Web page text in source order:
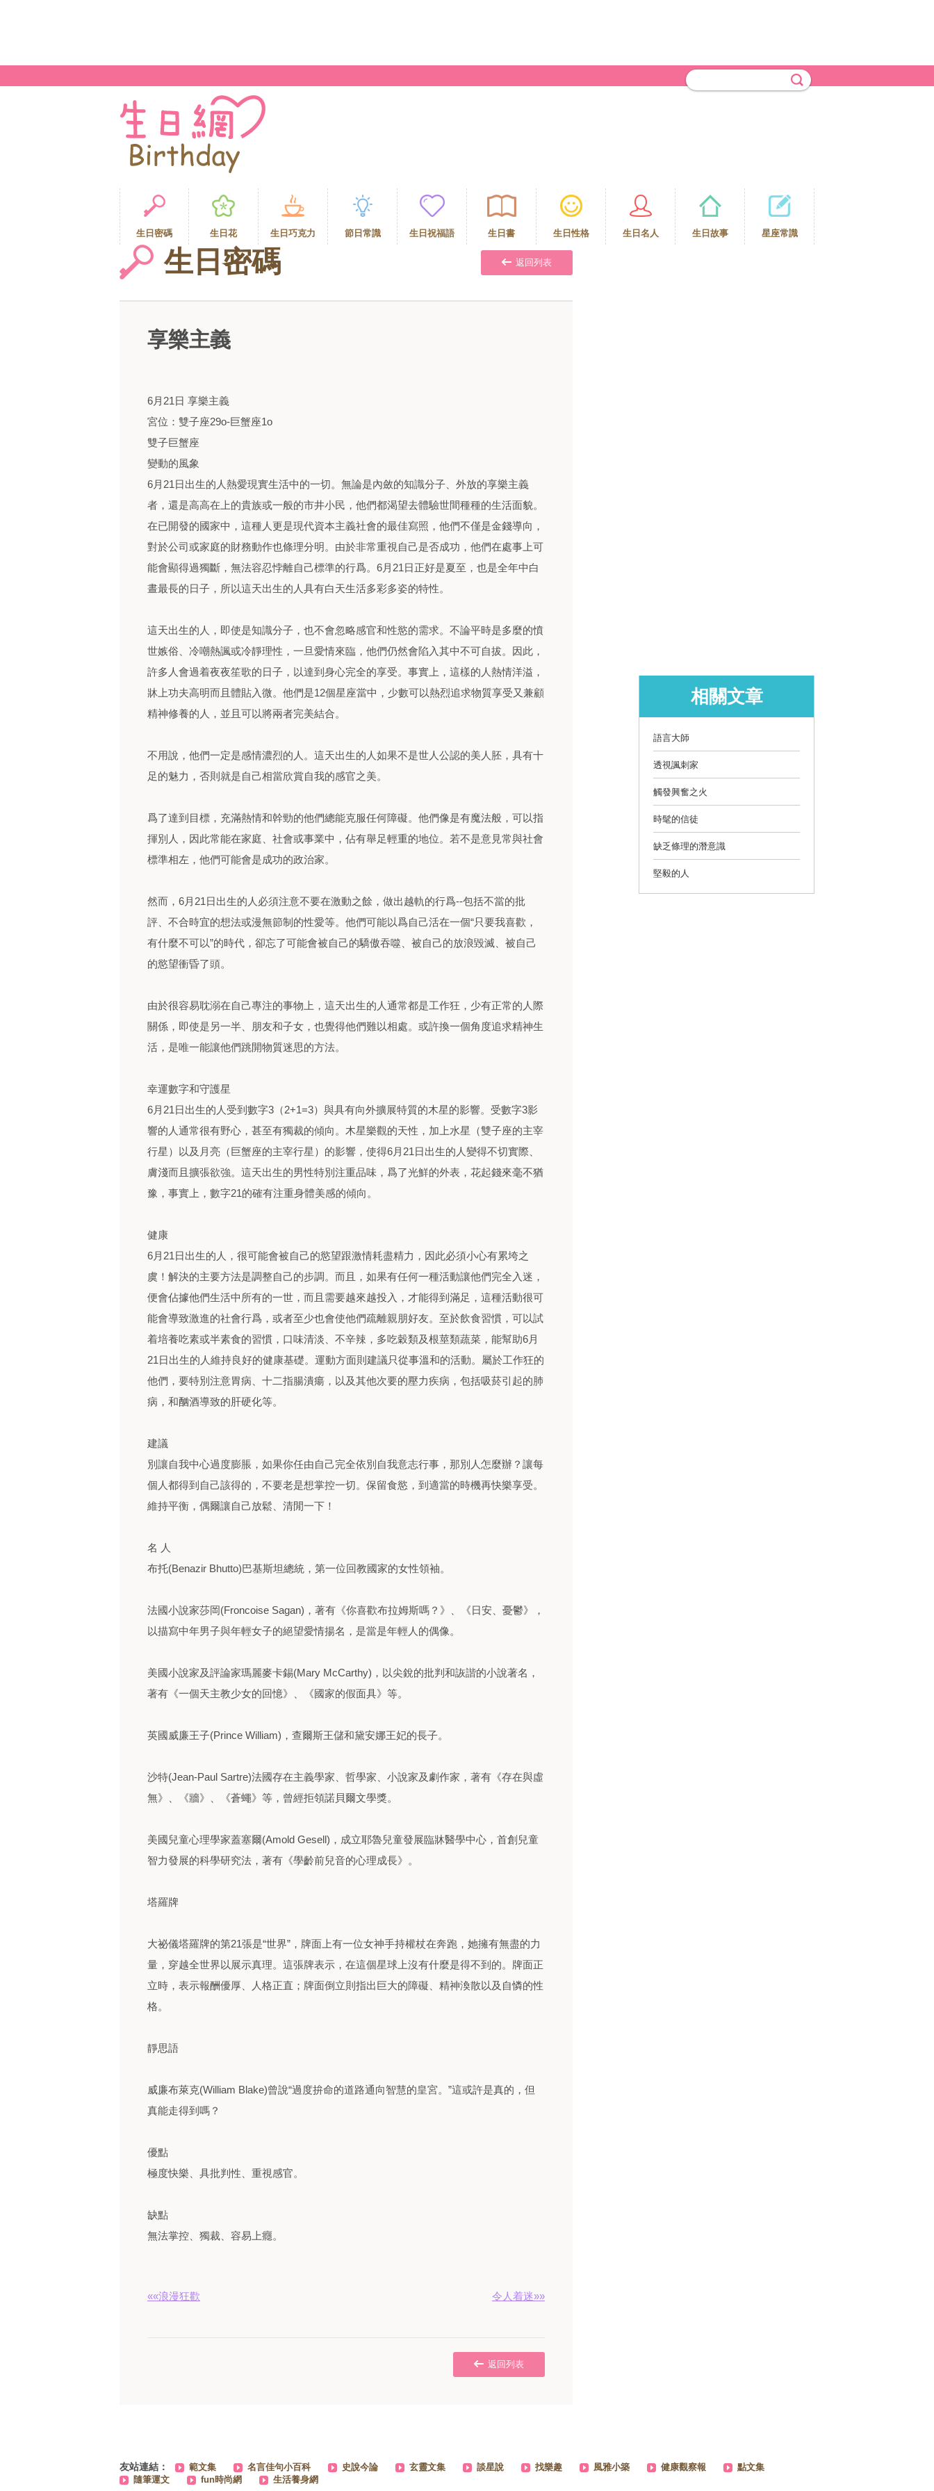
生日密碼 生日花 生日巧克力 節日常識 生日祝福語 生日書 生日性格 生日名人 生日故事 星座常識
生日密碼 返回列表
享樂主義
6月21日 享樂主義
宮位：雙子座29o-巨蟹座1o
雙子巨蟹座
變動的風象
6月21日出生的人熱愛現實生活中的一切。無論是內斂的知識分子、外放的享樂主義
者，還是高高在上的貴族或一般的市井小民，他們都渴望去體驗世間種種的生活面貌。
在已開發的國家中，這種人更是現代資本主義社會的最佳寫照，他們不僅是金錢導向，
對於公司或家庭的財務動作也條理分明。由於非常重視自己是否成功，他們在處事上可
能會顯得過獨斷，無法容忍悖離自己標準的行爲。6月21日正好是夏至，也是全年中白
晝最長的日子，所以這天出生的人具有白天生活多彩多姿的特性。
這天出生的人，即使是知識分子，也不會忽略感官和性慾的需求。不論平時是多麼的憤
世嫉俗、冷嘲熱諷或冷靜理性，一旦愛情來臨，他們仍然會陷入其中不可自拔。因此，
許多人會過着夜夜笙歌的日子，以達到身心完全的享受。事實上，這樣的人熱情洋溢，
牀上功夫高明而且體貼入微。他們是12個星座當中，少數可以熱烈追求物質享受又兼顧
精神修養的人，並且可以將兩者完美結合。
不用說，他們一定是感情濃烈的人。這天出生的人如果不是世人公認的美人胚，具有十
足的魅力，否則就是自己相當欣賞自我的感官之美。
爲了達到目標，充滿熱情和幹勁的他們總能克服任何障礙。他們像是有魔法般，可以指
揮別人，因此常能在家庭、社會或事業中，佔有舉足輕重的地位。若不是意見常與社會
標準相左，他們可能會是成功的政治家。
然而，6月21日出生的人必須注意不要在激動之餘，做出越軌的行爲--包括不當的批
評、不合時宜的想法或漫無節制的性愛等。他們可能以爲自己活在一個“只要我喜歡，
有什麼不可以”的時代，卻忘了可能會被自己的驕傲吞噬、被自己的放浪毀滅、被自己
的慾望衝昏了頭。
由於很容易耽溺在自己專注的事物上，這天出生的人通常都是工作狂，少有正常的人際
關係，即使是另一半、朋友和子女，也覺得他們難以相處。或許換一個角度追求精神生
活，是唯一能讓他們跳開物質迷思的方法。
幸運數字和守護星
6月21日出生的人受到數字3（2+1=3）與具有向外擴展特質的木星的影響。受數字3影
響的人通常很有野心，甚至有獨裁的傾向。木星樂觀的天性，加上水星（雙子座的主宰
行星）以及月亮（巨蟹座的主宰行星）的影響，使得6月21日出生的人變得不切實際、
膚淺而且擴張欲強。這天出生的男性特別注重品味，爲了光鮮的外表，花起錢來毫不猶
豫，事實上，數字21的確有注重身體美感的傾向。
健康
6月21日出生的人，很可能會被自己的慾望跟激情耗盡精力，因此必須小心有累垮之
虞！解決的主要方法是調整自己的步調。而且，如果有任何一種活動讓他們完全入迷，
便會佔據他們生活中所有的一世，而且需要越來越投入，才能得到滿足，這種活動很可
能會導致激進的社會行爲，或者至少也會使他們疏離親朋好友。至於飲食習慣，可以試
着培養吃素或半素食的習慣，口味清淡、不辛辣，多吃穀類及根莖類蔬菜，能幫助6月
21日出生的人維持良好的健康基礎。運動方面則建議只從事溫和的活動。屬於工作狂的
他們，要特別注意胃病、十二指腸潰瘍，以及其他次要的壓力疾病，包括吸菸引起的肺
病，和酗酒導致的肝硬化等。
建議
別讓自我中心過度膨脹，如果你任由自己完全依別自我意志行事，那別人怎麼辦？讓每
個人都得到自己該得的，不要老是想掌控一切。保留食慾，到適當的時機再快樂享受。
維持平衡，偶爾讓自己放鬆、清閒一下！
名 人
布托(Benazir Bhutto)巴基斯坦總統，第一位回教國家的女性領袖。
法國小說家莎岡(Froncoise Sagan)，著有《你喜歡布拉姆斯嗎？》、《日安、憂鬱》，
以描寫中年男子與年輕女子的絕望愛情揚名，是當是年輕人的偶像。
美國小說家及評論家瑪麗麥卡錫(Mary McCarthy)，以尖銳的批判和詼諧的小說著名，
著有《一個天主教少女的回憶》、《國家的假面具》等。
英國威廉王子(Prince William)，查爾斯王儲和黛安娜王妃的長子。
沙特(Jean-Paul Sartre)法國存在主義學家、哲學家、小說家及劇作家，著有《存在與虛
無》、《牆》、《蒼蠅》等，曾經拒領諾貝爾文學獎。
美國兒童心理學家蓋塞爾(Amold Gesell)，成立耶魯兒童發展臨牀醫學中心，首創兒童
智力發展的科學研究法，著有《學齡前兒音的心理成長》。
塔羅牌
大祕儀塔羅牌的第21張是“世界”，牌面上有一位女神手持權杖在奔跑，她擁有無盡的力
量，穿越全世界以展示真理。這張牌表示，在這個星球上沒有什麼是得不到的。牌面正
立時，表示報酬優厚、人格正直；牌面倒立則指出巨大的障礙、精神渙散以及自憐的性
格。
靜思語
威廉布萊克(William Blake)曾說“過度拚命的道路通向智慧的皇宮。”這或許是真的，但
真能走得到嗎？
優點
極度快樂、具批判性、重視感官。
缺點
無法掌控、獨裁、容易上癮。
««浪漫狂歡 令人着迷»»
返回列表
相關文章
語言大師
透視諷刺家
觸發興奮之火
時髦的信徒
缺乏條理的潛意識
堅毅的人
友站連結： 範文集 名言佳句小百科 史說今論 玄靈文集 談星說 找樂趣 風雅小築 健康觀察報
點文集
隨筆運文
fun時尚網 生活養身網